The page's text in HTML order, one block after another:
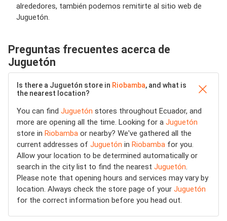
alrededores, también podemos remitirte al sitio web de
Juguetón.
Preguntas frecuentes acerca de
Juguetón
Is there a Juguetón store in Riobamba, and what is
the nearest location?
You can find Juguetón stores throughout Ecuador, and
more are opening all the time. Looking for a Juguetón
store in Riobamba or nearby? We've gathered all the
current addresses of Juguetón in Riobamba for you.
Allow your location to be determined automatically or
search in the city list to find the nearest Juguetón.
Please note that opening hours and services may vary by
location. Always check the store page of your Juguetón
for the correct information before you head out.